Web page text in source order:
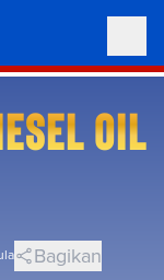
OIL
Bagikan